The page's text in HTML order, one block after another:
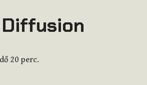
20 perc.